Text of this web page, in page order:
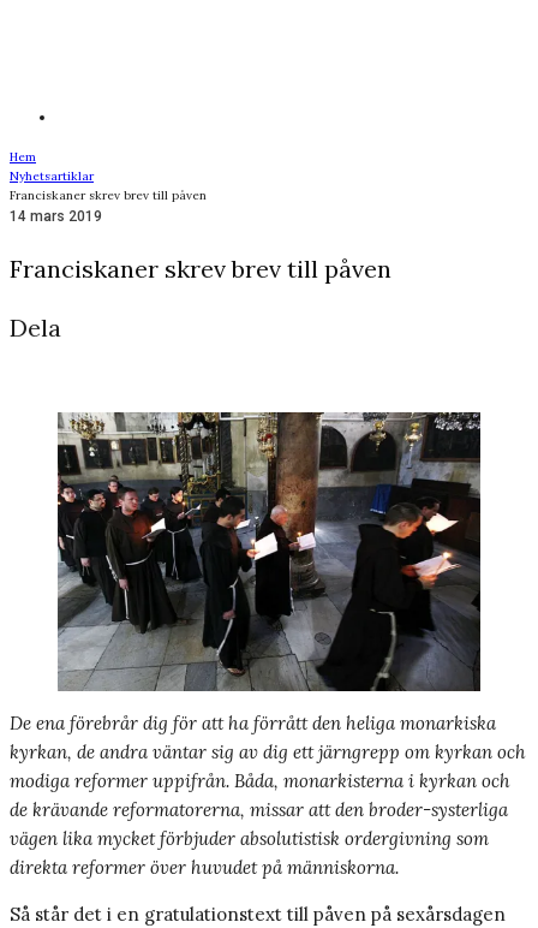
Hem
Nyhetsartiklar
Franciskaner skrev brev till påven
14 mars 2019
Franciskaner skrev brev till påven
Dela
De ena förebrår dig för att ha förrått den heliga monarkiska
kyrkan, de andra väntar sig av dig ett järngrepp om kyrkan och
modiga reformer uppifrån. Båda, monarkisterna i kyrkan och
de krävande reformatorerna, missar att den broder-systerliga
vägen lika mycket förbjuder absolutistisk ordergivning som
direkta reformer över huvudet på människorna.
Så står det i en gratulationstext till påven på sexårsdagen